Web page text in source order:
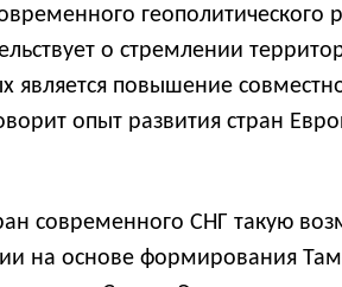
о стремлении
является повышение
опыт развития стран
современного СНГ такую
на основе формирования